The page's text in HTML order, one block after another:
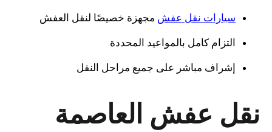
سيارات نقل عفش مجهزة خصيصًا لنقل العفش
التزام كامل بالمواعيد المحددة
إشراف مباشر على جميع مراحل النقل
نقل عفش العاصمة